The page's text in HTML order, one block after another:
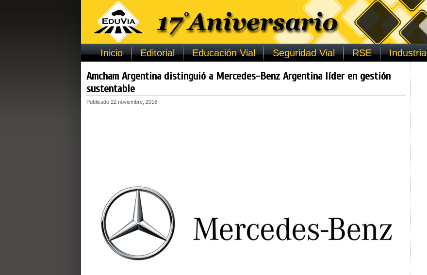
Inicio Editorial Educación Vial Seguridad Vial RSE Industria
Amcham Argentina distinguió a Mercedes-Benz Argentina líder en gestión
sustentable
Publicado 22 noviembre, 2016